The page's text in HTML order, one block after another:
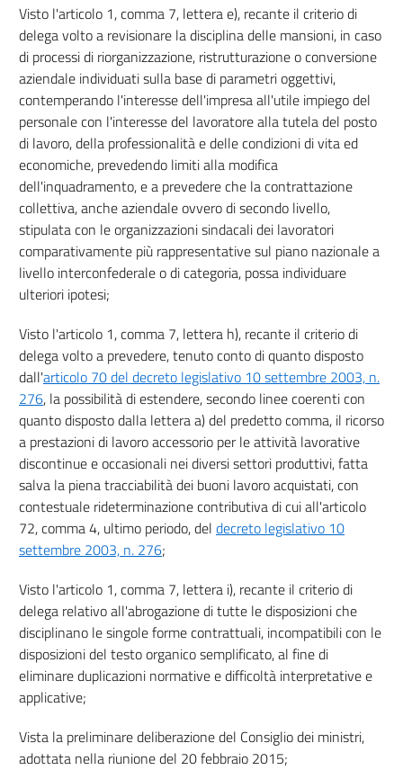
31
32
33
34
35
36
37
38
38 bis
39
40
Apprendistato
41
42
43
44
45
46
47
((Capo V-bis
))
47 bis
47 ter
47 quater
47 quinquies
47 septies
Visto l'articolo 1, comma 7, lettera e), recante il criterio di
delega volto a revisionare la disciplina delle mansioni, in caso
di processi di riorganizzazione, ristrutturazione o conversione
aziendale individuati sulla base di parametri oggettivi,
contemperando l'interesse dell'impresa all'utile impiego del
personale con l'interesse del lavoratore alla tutela del posto
di lavoro, della professionalità e delle condizioni di vita ed
economiche, prevedendo limiti alla modifica
dell'inquadramento, e a prevedere che la contrattazione
collettiva, anche aziendale ovvero di secondo livello,
stipulata con le organizzazioni sindacali dei lavoratori
comparativamente più rappresentative sul piano nazionale a
livello interconfederale o di categoria, possa individuare
ulteriori ipotesi;
Visto l'articolo 1, comma 7, lettera h), recante il criterio di
delega volto a prevedere, tenuto conto di quanto disposto
dall'articolo 70 del decreto legislativo 10 settembre 2003, n.
276, la possibilità di estendere, secondo linee coerenti con
quanto disposto dalla lettera a) del predetto comma, il ricorso
a prestazioni di lavoro accessorio per le attività lavorative
discontinue e occasionali nei diversi settori produttivi, fatta
salva la piena tracciabilità dei buoni lavoro acquistati, con
contestuale rideterminazione contributiva di cui all'articolo
72, comma 4, ultimo periodo, del decreto legislativo 10
settembre 2003, n. 276;
Visto l'articolo 1, comma 7, lettera i), recante il criterio di
delega relativo all'abrogazione di tutte le disposizioni che
disciplinano le singole forme contrattuali, incompatibili con le
disposizioni del testo organico semplificato, al fine di
eliminare duplicazioni normative e difficoltà interpretative e
applicative;
Vista la preliminare deliberazione del Consiglio dei ministri,
adottata nella riunione del 20 febbraio 2015;